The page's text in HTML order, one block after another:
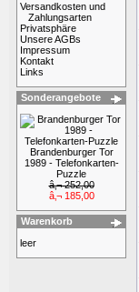
Versandkosten und
Zahlungsarten
Privatsphäre
Unsere AGBs
Impressum
Kontakt
Links
Sonderangebote
Brandenburger Tor
1989 - Telefonkarten-
Puzzle
â‚¬ 252,00
â‚¬ 185,00
Warenkorb
leer